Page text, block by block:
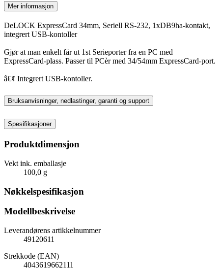
Mer informasjon
DeLOCK ExpressCard 34mm, Seriell RS-232, 1xDB9ha-kontakt,
integrert USB-kontoller
Gjør at man enkelt får ut 1st Serieporter fra en PC med
ExpressCard-plass. Passer til PCèr med 34/54mm ExpressCard-port.
â€¢ Integrert USB-kontoller.
Bruksanvisninger, nedlastinger, garanti og support
Spesifikasjoner
Produktdimensjon
Vekt ink. emballasje
100,0 g
Nøkkelspesifikasjon
Modellbeskrivelse
Leverandørens artikkelnummer
49120611
Strekkode (EAN)
4043619662111